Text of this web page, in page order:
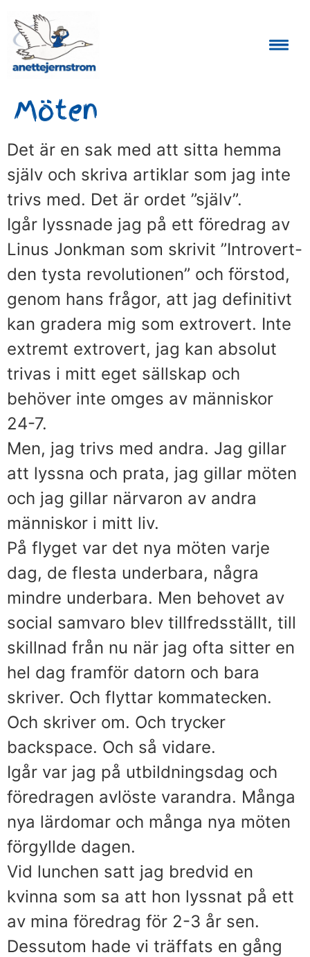
Möten
Det är en sak med att sitta hemma
själv och skriva artiklar som jag inte
trivs med. Det är ordet ”själv”.
Igår lyssnade jag på ett föredrag av
Linus Jonkman som skrivit ”Introvert-
den tysta revolutionen” och förstod,
genom hans frågor, att jag definitivt
kan gradera mig som extrovert. Inte
extremt extrovert, jag kan absolut
trivas i mitt eget sällskap och
behöver inte omges av människor
24-7.
Men, jag trivs med andra. Jag gillar
att lyssna och prata, jag gillar möten
och jag gillar närvaron av andra
människor i mitt liv.
På flyget var det nya möten varje
dag, de flesta underbara, några
mindre underbara. Men behovet av
social samvaro blev tillfredsställt, till
skillnad från nu när jag ofta sitter en
hel dag framför datorn och bara
skriver. Och flyttar kommatecken.
Och skriver om. Och trycker
backspace. Och så vidare.
Igår var jag på utbildningsdag och
föredragen avlöste varandra. Många
nya lärdomar och många nya möten
förgyllde dagen.
Vid lunchen satt jag bredvid en
kvinna som sa att hon lyssnat på ett
av mina föredrag för 2-3 år sen.
Dessutom hade vi träffats en gång